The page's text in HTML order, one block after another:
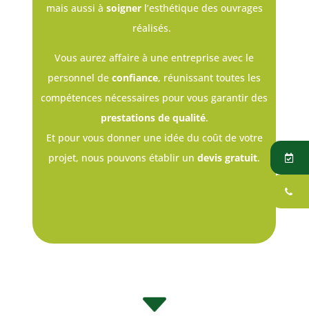
mais aussi à soignerl’esthétique des ouvrages
réalisés.
Vous aurez affaire à une entreprise avec le
personnel deconfiance, réunissant toutes les
compétences nécessaires pour vous garantir des
prestations de qualité.
Et pour vous donner une idée du coût de votre
projet, nous pouvons établir undevis gratuit.
C